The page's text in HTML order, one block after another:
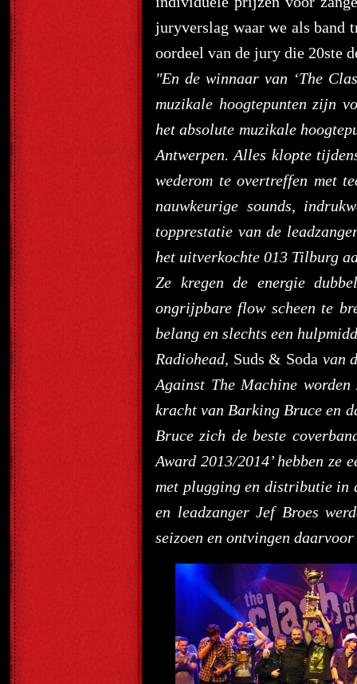
juryverslag waar we als band
oordeel van de jury die 20ste
"En de winnaar van ‘The
muzikale hoogtepunten zijn
het absolute muzikale
Antwerpen. Alles klopte
wederom te overtreffen met
nauwkeurige sounds,
topprestatie van de
het uitverkochte 013 Tilburg
Ze kregen de energie
ongrijpbare flow scheen te
belang en slechts een
Radiohead, Suds & Soda van
Against The Machine
kracht van Barking Bruce en
Bruce zich de beste
Award 2013/2014’ hebben ze
met plugging en distributie in
en leadzanger Jef Broes
seizoen en ontvingen